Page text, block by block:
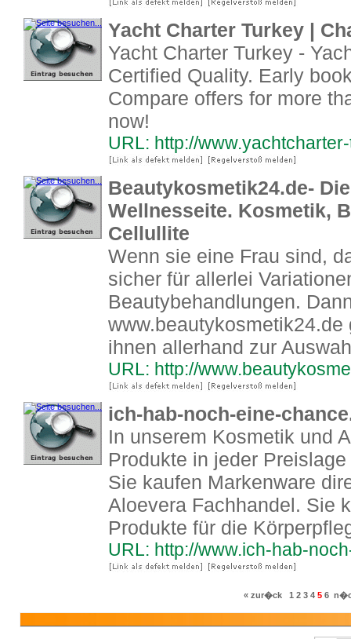
Yacht Charter Turkey |
Yacht Charter Turkey -
Certified Quality. Early
Compare offers for more
now!
URL: http://
Beautykosmetik24.de-
Wellnesseite. Kosmetik,
Cellullite
Wenn sie eine Frau sind,
sicher für allerlei
Beautybehandlungen.
ihnen allerhand zur
URL: http://
ich-hab-noch-eine-
In unserem Kosmetik und
Produkte in jeder
Sie kaufen Markenware
Aloevera Fachhandel. Sie
Produkte für die
URL: http://www.ich-hab-
« zur�ck 1 2 3 4 5 6